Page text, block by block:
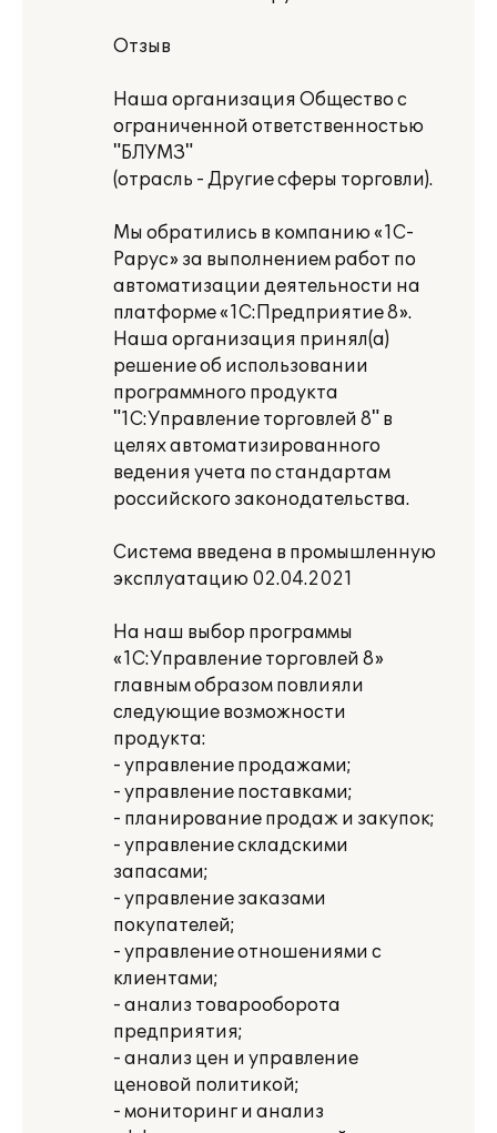
Отзыв
Наша организация Общество с
ограниченной ответственностью
"БЛУМЗ"
(отрасль - Другие сферы торговли).
Мы обратились в компанию «1С-
Рарус» за выполнением работ по
автоматизации деятельности на
платформе «1С:Предприятие 8».
Наша организация принял(а)
решение об использовании
программного продукта
"1С:Управление торговлей 8" в
целях автоматизированного
ведения учета по стандартам
российского законодательства.
Система введена в промышленную
эксплуатацию 02.04.2021
На наш выбор программы
«1С:Управление торговлей 8»
главным образом повлияли
следующие возможности
продукта:
- управление продажами;
- управление поставками;
- планирование продаж и закупок;
- управление складскими
запасами;
- управление заказами
покупателей;
- управление отношениями с
клиентами;
- анализ товарооборота
предприятия;
- анализ цен и управление
ценовой политикой;
- мониторинг и анализ